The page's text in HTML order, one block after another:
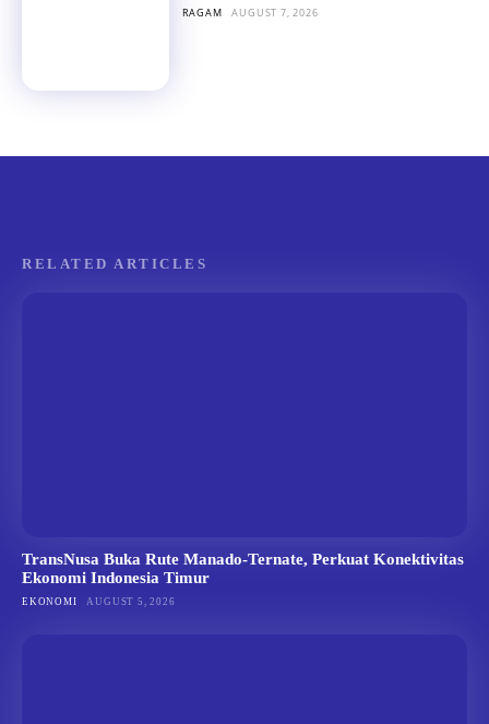
RAGAM AUGUST 7, 2026
RELATED ARTICLES
TransNusa Buka Rute Manado-Ternate, Perkuat Konektivitas
Ekonomi Indonesia Timur
EKONOMI AUGUST 5, 2026